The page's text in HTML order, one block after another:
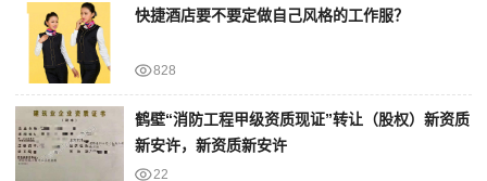
快捷酒店要不要定做自己风格的工作服？
828
鹤壁“消防工程甲级资质现证”转让（股权）新资质
新安许，新资质新安许
22